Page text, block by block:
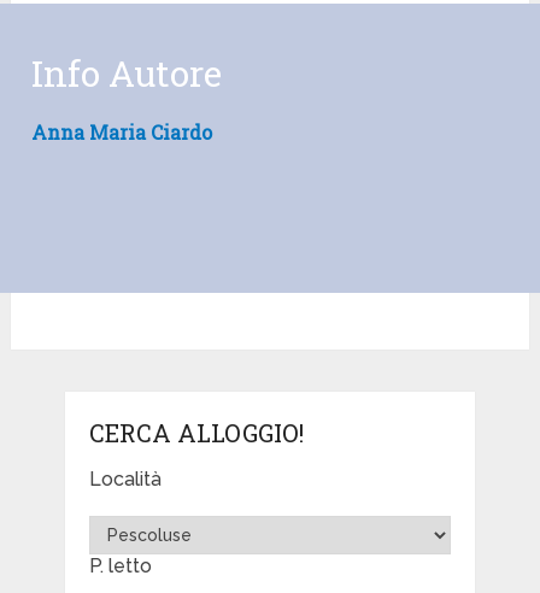
Info Autore
Anna Maria Ciardo
CERCA ALLOGGIO!
Località
P. letto